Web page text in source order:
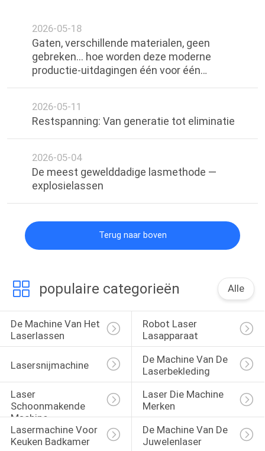
2026-05-18
Gaten, verschillende materialen, geen
gebreken... hoe worden deze moderne
productie-uitdagingen één voor één
2026-05-11
Restspanning: Van generatie tot eliminatie
2026-05-04
De meest gewelddadige lasmethode —
explosielassen
Terug naar boven
populaire categorieën Alle
De Machine Van Het
Laserlassen
Robot Laser
Lasapparaat
Lasersnijmachine
De Machine Van De
Laserbekleding
Laser
Schoonmakende
Machine
Laser Die Machine
Merken
Lasermachine Voor
Keuken Badkamer
De Machine Van De
Juwelenlaser